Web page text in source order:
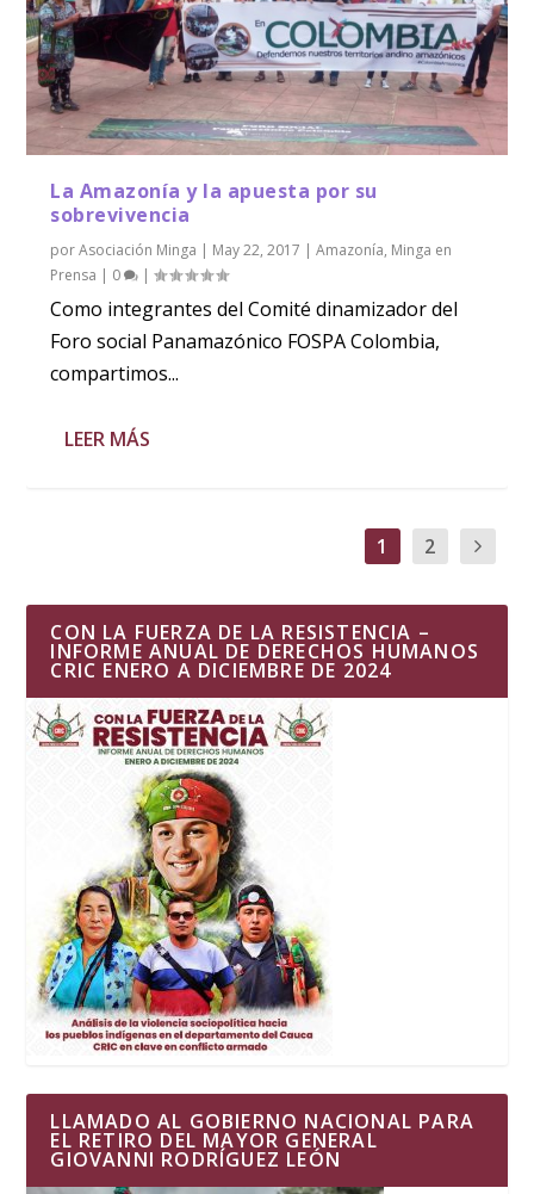
La Amazonía y la apuesta por su
sobrevivencia
porAsociación Minga | May 22, 2017 |Amazonía, Minga en
Prensa | 0 |
Como integrantes del Comité dinamizador del
Foro social Panamazónico FOSPA Colombia,
compartimos...
LEER MÁS
1 2
CON LA FUERZA DE LA RESISTENCIA –
INFORME ANUAL DE DERECHOS HUMANOS
CRIC ENERO A DICIEMBRE DE 2024
LLAMADO AL GOBIERNO NACIONAL PARA
EL RETIRO DEL MAYOR GENERAL
GIOVANNI RODRÍGUEZ LEÓN